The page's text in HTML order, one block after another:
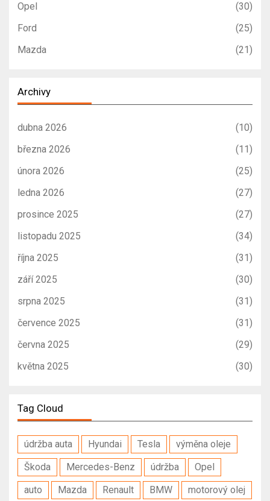
Opel
(30)
Ford
(25)
Mazda
(21)
Archivy
dubna 2026
(10)
března 2026
(11)
února 2026
(25)
ledna 2026
(27)
prosince 2025
(27)
listopadu 2025
(34)
října 2025
(31)
září 2025
(30)
srpna 2025
(31)
července 2025
(31)
června 2025
(29)
května 2025
(30)
Tag Cloud
údržba auta Hyundai Tesla
výměna oleje
Škoda
Mercedes-Benz údržba
Opel
auto
Mazda Renault BMW motorový olej